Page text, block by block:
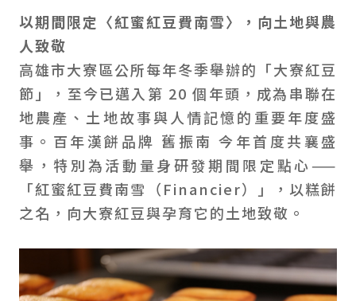
以期間限定〈紅蜜紅豆費南雪〉，向土地與農
人致敬
高雄市大寮區公所每年冬季舉辦的「大寮紅豆
節」，至今已邁入第 20 個年頭，成為串聯在
地農產、土地故事與人情記憶的重要年度盛
事。百年漢餅品牌 舊振南 今年首度共襄盛
舉，特別為活動量身研發期間限定點心——
「紅蜜紅豆費南雪（Financier）」，以糕餅
之名，向大寮紅豆與孕育它的土地致敬。